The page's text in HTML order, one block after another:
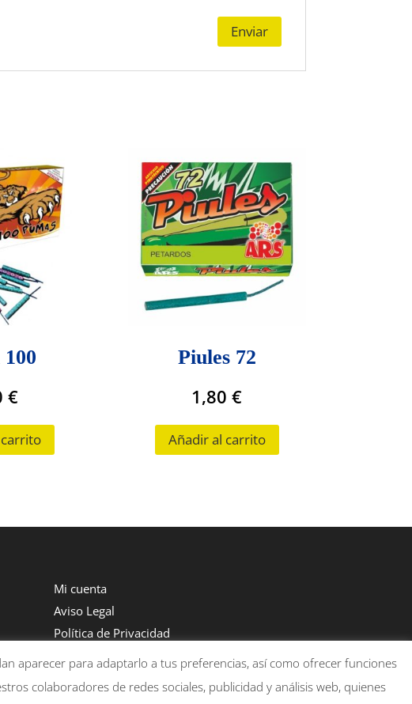
€
Piules 72
1,80€
Añadir al carrito
Mi cuenta
Aviso Legal
Política de Privacidad
Política de Cookies
aparecer para adaptarlo a tus preferencias, así como ofrecer funciones
colaboradores de redes sociales, publicidad y análisis web, quienes